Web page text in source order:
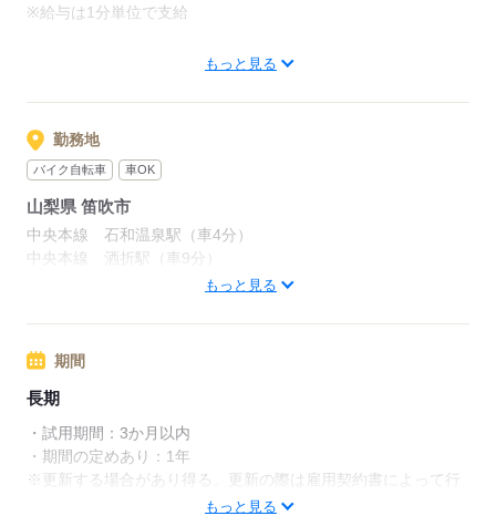
なんてきっかけで応募してくれる方もたくさんいるの
気楽に来てくださいね！
と、好評です。
応募する
※給与は1分単位で支給
土日祝日は時給100円アップ！！週末は効率的に働けます！！
しかもマクドナルドは1分単位でお給料を計算しますの
で、無駄なく働けます！
トレーナー、マネージャー等への昇進での時給UPもあります。
勤務日はマクドナルド商品が約30％オフです！
応募する
もっと見る
勤務地
バイク自転車 車OK
山梨県 笛吹市
中央本線 石和温泉駅（車4分）
中央本線 酒折駅（車9分）
中央本線 春日居町駅（車11分）
もっと見る
期間
長期
・試用期間：3か月以内
・期間の定めあり：1年
※更新する場合があり得る。更新の際は雇用契約書によって行
もっと見る